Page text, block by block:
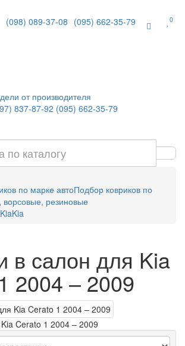
(098) 089-37-08 (095) 662-35-79 0
от производителя
837-87-92 (095) 662-35-79
по марке автоПодбор ковриков по
ворсовые, резиновые
Kia
в салон для Kia
2004 – 2009
Cerato 1 2004 – 2009